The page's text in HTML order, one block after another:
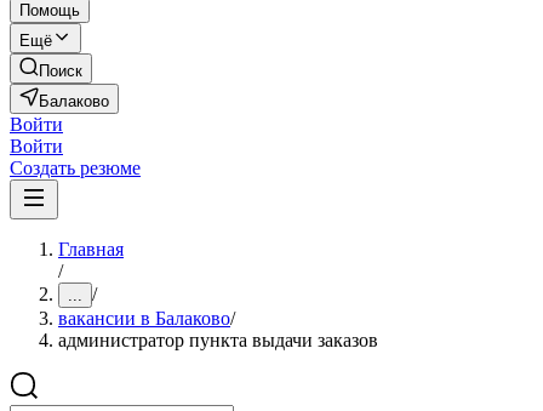
Помощь
Ещё
Поиск
Балаково
Войти
Войти
Создать резюме
Главная
/
... /
вакансии в Балаково/
администратор пункта выдачи заказов